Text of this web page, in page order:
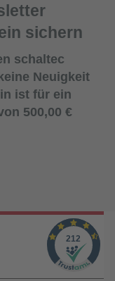
sichern
schaltec
Neuigkeit
ist für ein
500,00 €